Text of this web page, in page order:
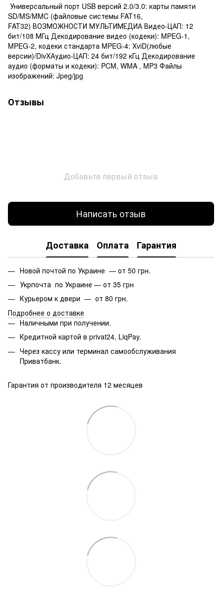
Универсальный порт USB версий 2.0/3.0: карты памяти
SD/MS/MMC (файловые системы FAT16,
FAT32) ВОЗМОЖНОСТИ МУЛЬТИМЕДИА Видео-ЦАП: 12
бит/108 МГц Декодирование видео (кодеки): MPEG-1,
MPEG-2, кодеки стандарта MPEG-4: XviD(любые
версии)/DivXАудио-ЦАП: 24 бит/192 кГц Декодирование
аудио (форматы и кодеки): PCM, WMA , MP3 Файлы
изображений: Jpeg/jpg
Отзывы
Добавьте первый отзыв
Написать отзыв
Доставка Оплата Гарантия
Новой почтой по Украине — от 50 грн.
Укрпочта по Украине — от 35 грн
Курьером к двери — от 80 грн.
Подробнее о доставке
Наличными при получении.
Кредитной картой в privat24, LiqPay.
Через кассу или терминал самообслуживания
Приватбанк.
Гарантия от производителя 12 месяцев